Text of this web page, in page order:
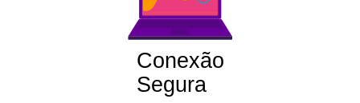
Conexão
Segura